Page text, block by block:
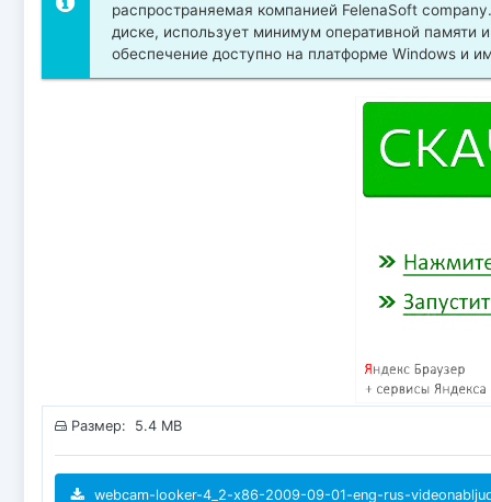
распространяемая компанией FelenaSoft
диске, использует минимум оперативной
обеспечение доступно на платформе Windows и
Размер: 5.4 MB
webcam-looker-4_2-x86-2009-09-01-eng-rus-